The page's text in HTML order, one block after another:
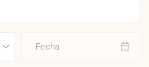
Fecha